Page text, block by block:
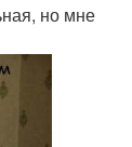
но мне